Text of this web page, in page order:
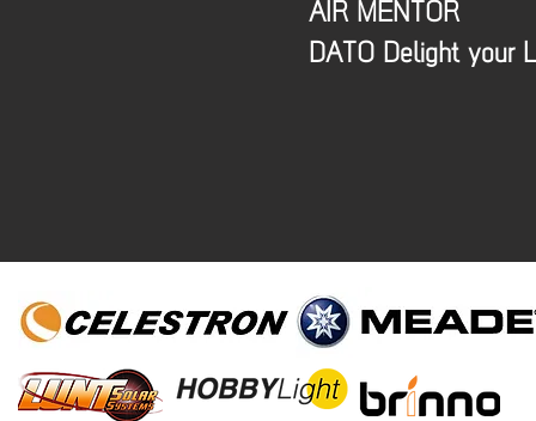
AIR MENTOR เครื่องเก็
DATO Delight your Life หน่